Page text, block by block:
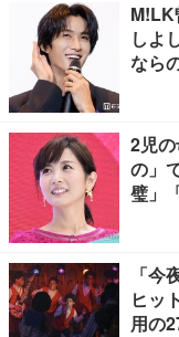
M!LK
しよ
なら
2児
の」
璧」
「
ヒッ
用の